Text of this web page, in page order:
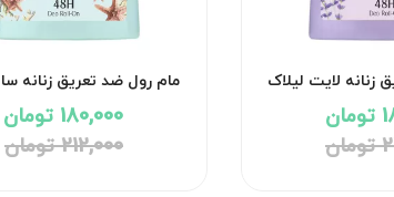
زنانه لایت لیلاک
یو
مام رول ضد تعریق زنانه
سالت ویت یو
180,000 تومان
212,000 تومان